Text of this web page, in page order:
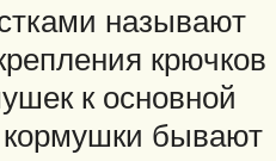
называют
крючков
к основной
бывают